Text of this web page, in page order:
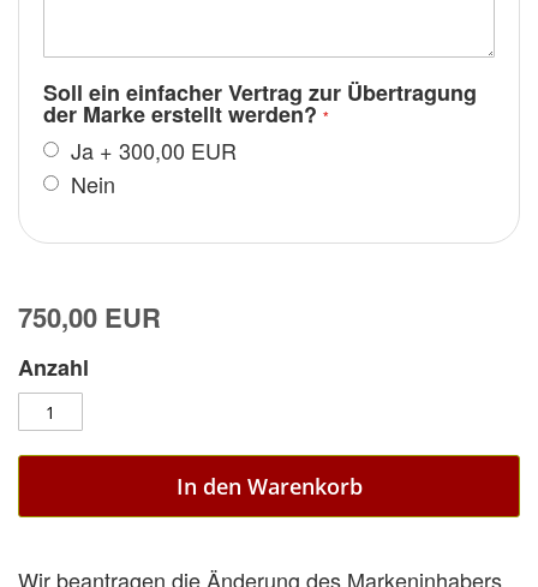
Soll ein einfacher Vertrag zur Übertragung
der Marke erstellt werden?
Ja + 300,00 EUR
Nein
750,00 EUR
Anzahl
In den Warenkorb
Wir beantragen die Änderung des Markeninhabers